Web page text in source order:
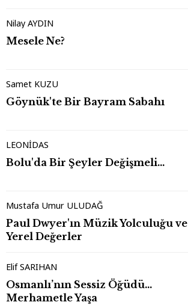
Nilay AYDIN
Mesele Ne?
Samet KUZU
Göynük'te Bir Bayram Sabahı
LEONİDAS
Bolu'da Bir Şeyler Değişmeli…
Mustafa Umur ULUDAĞ
Paul Dwyer'ın Müzik Yolculuğu ve
Yerel Değerler
Elif SARIHAN
Osmanlı’nın Sessiz Öğüdü…
Merhametle Yaşa